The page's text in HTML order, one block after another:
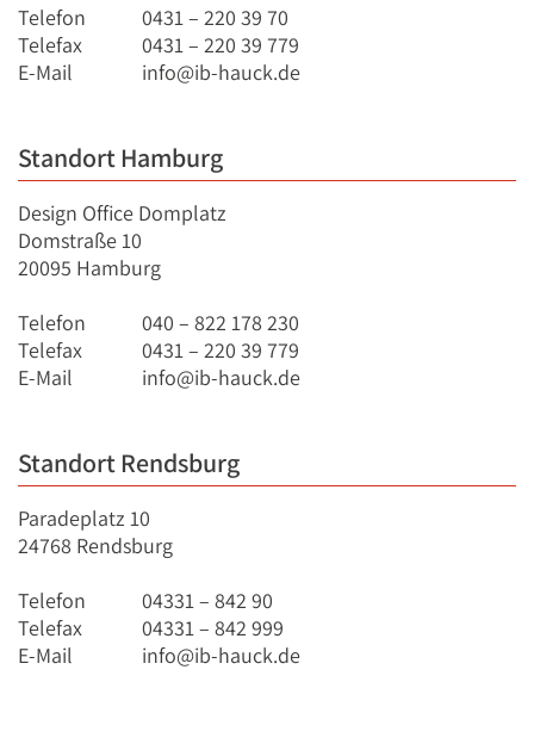
Telefon
0431 – 220 39 70
Telefax
0431 – 220 39 779
E-Mail
info@ib-hauck.de
Standort Hamburg
Design Office Domplatz
Domstraße 10
20095 Hamburg
Telefon
040 – 822 178 230
Telefax
0431 – 220 39 779
E-Mail
info@ib-hauck.de
Standort Rendsburg
Paradeplatz 10
24768 Rendsburg
Telefon
04331 – 842 90
Telefax
04331 – 842 999
E-Mail
info@ib-hauck.de